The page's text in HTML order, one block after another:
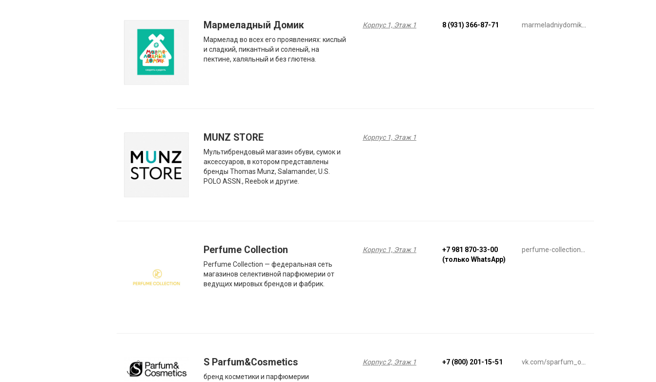
Мармеладный Домик
Мармелад во всех его проявлениях: кислый
и сладкий, пикантный и соленый, на
пектине, халяльный и без глютена.
Корпус 1, Этаж 1 8 (931) 366-87-71 marmeladniydomik.ru
MUNZ STORE
Мультибрендовый магазин обуви, сумок и
аксессуаров, в котором представлены
бренды Thomas Munz, Salamander, U.S.
POLO ASSN., Reebok и другие.
Корпус 1, Этаж 1
Perfume Collection
Perfume Collection — федеральная сеть
магазинов селективной парфюмерии от
ведущих мировых брендов и фабрик.
Корпус 1, Этаж 1
+7 981 870-33-00
(только WhatsApp)
S Parfum&Cosmetics
бренд косметики и парфюмерии
Корпус 2, Этаж 1 +7 (800) 201-15-51